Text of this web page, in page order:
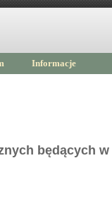
Informacje
będących w